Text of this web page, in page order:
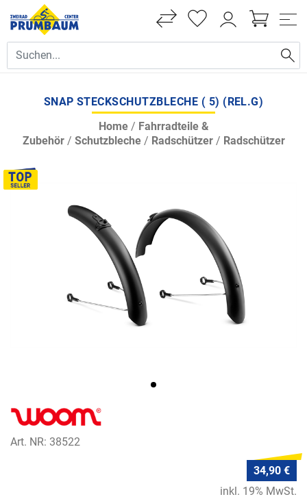
SNAP STECKSCHUTZBLECHE ( 5) (REL.G)
Home/ Fahrradteile &
Zubehör/ Schutzbleche/ Radschützer/ Radschützer
Art. NR: 38522
34,90 €
inkl. 19% MwSt.